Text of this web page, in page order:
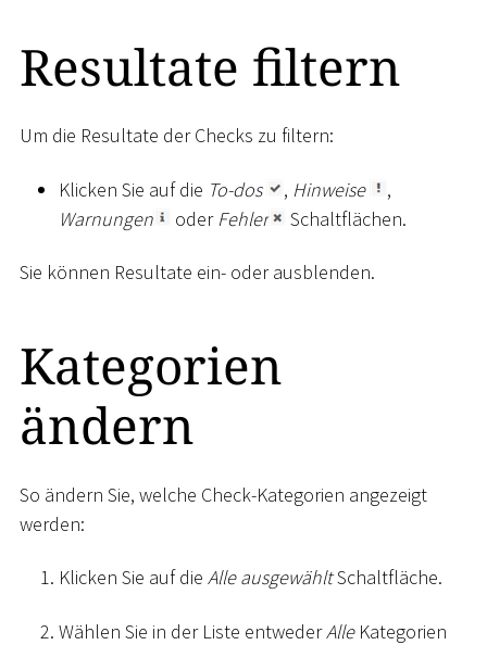
Resultate filtern
Um die Resultate der Checks zu filtern:
Klicken Sie auf die To-dos , Hinweise
,
Warnungen
oderFehler Schaltflächen.
Sie können Resultate ein- oder ausblenden.
Kategorien
ändern
So ändern Sie, welche Check-Kategorien angezeigt
werden:
Klicken Sie auf die Alle ausgewähltSchaltfläche.
Wählen Sie in der Liste entwederAlleKategorien